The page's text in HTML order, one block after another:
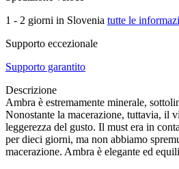
1 - 2 giorni in Slovenia tutte le
Supporto eccezionale
Supporto garantito
Descrizione
Ambra è estremamente minerale,
Nonostante la macerazione, tuttavia, il
leggerezza del gusto. Il must era in
per dieci giorni, ma non abbiamo
macerazione. Ambra è elegante ed